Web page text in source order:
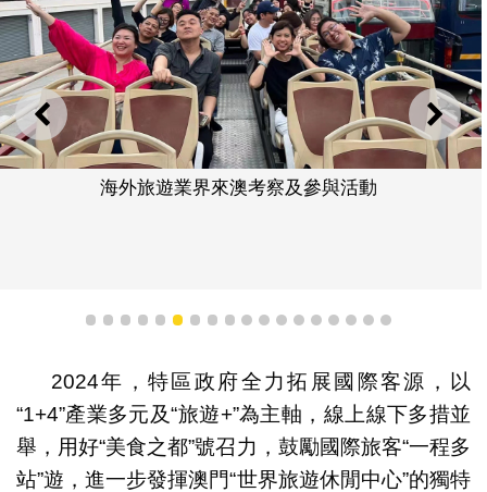
上一則 下一
海外旅遊業界來澳考察及參與活動
1 2 3 4 5 6 7 8 9 101112131415161718
2024年，特區政府全力拓展國際客源，以
“1+4”產業多元及“旅遊+”為主軸，線上線下多措並
舉，用好“美食之都”號召力，鼓勵國際旅客“一程多
站”遊，進一步發揮澳門“世界旅遊休閒中心”的獨特